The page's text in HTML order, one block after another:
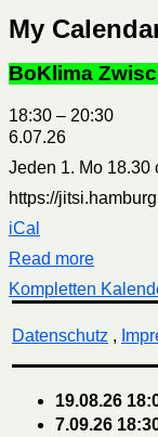
My
BoKlima
18:30 – 20:30
6.07.26
Jeden 1. Mo 18.30
https://
iCal
Read more
Kompletten
Datenschutz ,
19.08.26
7.09.26